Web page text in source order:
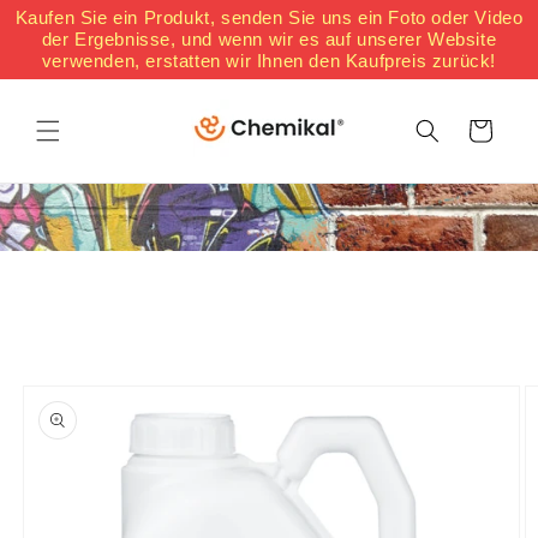
Kaufen Sie ein Produkt, senden Sie uns ein Foto oder Video
der Ergebnisse, und wenn wir es auf unserer Website
verwenden, erstatten wir Ihnen den Kaufpreis zurück!
zum
Inhalt
Warenkorb